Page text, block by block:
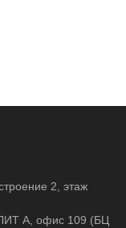
2, этаж
А, офис 109 (БЦ